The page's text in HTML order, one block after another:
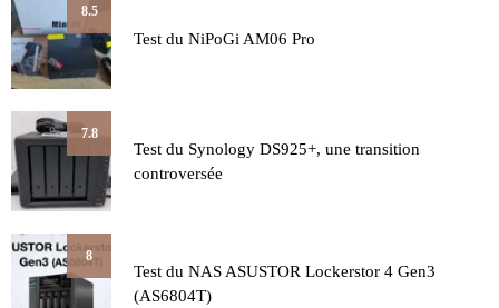
8.5
Test du NiPoGi AM06 Pro
7.8
Test du Synology DS925+, une transition
controversée
8
Test du NAS ASUSTOR Lockerstor 4 Gen3
(AS6804T)